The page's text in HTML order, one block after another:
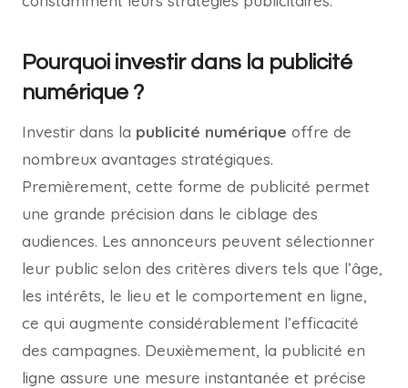
Pourquoi investir dans la publicité
numérique ?
Investir dans la publicité numérique offre de
nombreux avantages stratégiques.
Premièrement, cette forme de publicité permet
une grande précision dans le ciblage des
audiences. Les annonceurs peuvent sélectionner
leur public selon des critères divers tels que l’âge,
les intérêts, le lieu et le comportement en ligne,
ce qui augmente considérablement l’efficacité
des campagnes. Deuxièmement, la publicité en
ligne assure une mesure instantanée et précise